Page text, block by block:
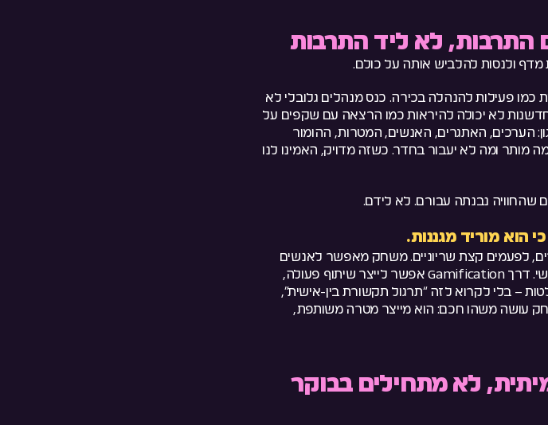
התרבות, לא ליד התרבות
מדף ולנסות להלביש אותה על כולם.
כמו פעילות להנהלה בכירה. כנס מנהלים גלובלי לא
לא יכולה להיראות כמו הרצאה עם שקפים על
הערכים, האתגרים, האנשים, המטרות, ההומור
מותר ומה לא יעבור בחדר. כשזה מדויק, האמינו לנו
שהחוויה נבנתה עבורם. לא לידם.
הוא מוריד מגננות.
לפעמים קצת שריוניים. משחק מאפשר לאנשים
להיכנס למצב אחר: יותר פתוח, יותר סקרן, יותר אנושי. דרך Gamification אפשר לייצר שיתוף פעולה,
– בלי לקרוא לזה “תרגול תקשורת בין-אישית”,
עושה משהו חכם: הוא מייצר מטרה משותפת,
לא מתחילים בבוקר